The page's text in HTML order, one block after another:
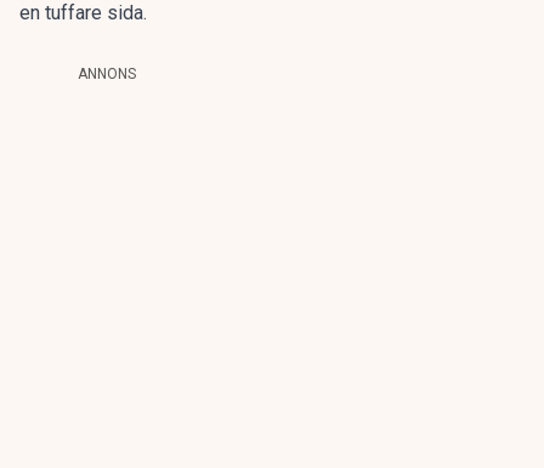
en tuffare sida.
ANNONS